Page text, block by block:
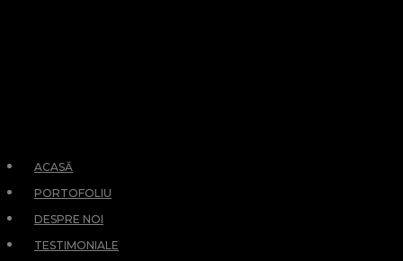
ACASĂ
PORTOFOLIU
DESPRE NOI
TESTIMONIALE